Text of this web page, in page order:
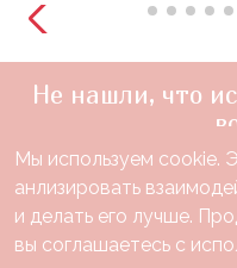
Не нашли, что
звонок по
Мы используем cookie.
анлизировать
и делать его лучше.
вы соглашаетесь с